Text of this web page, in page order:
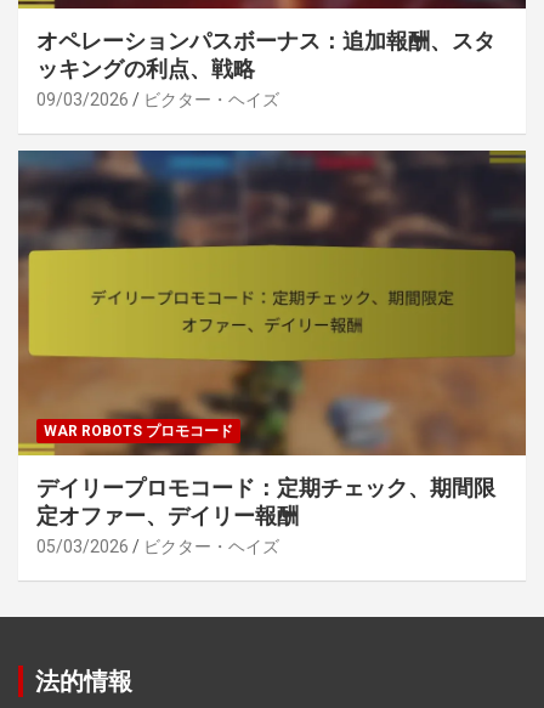
オペレーションパスボーナス：追加報酬、スタ
ッキングの利点、戦略
09/03/2026 ビクター・ヘイズ
WAR ROBOTS プロモコード
デイリープロモコード：定期チェック、期間限
定オファー、デイリー報酬
05/03/2026 ビクター・ヘイズ
法的情報